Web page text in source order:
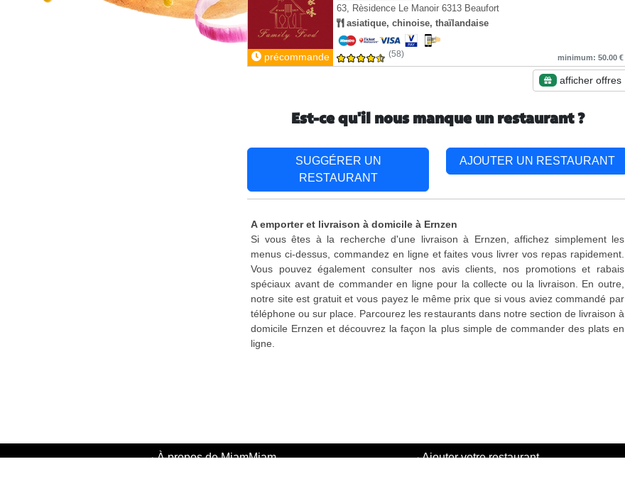
63, Rèsidence Le Manoir 6313 Beaufort
asiatique, chinoise, thaïlandaise
précommande (58) minimum: 50.00 €
afficher offres
Est-ce qu'il nous manque un restaurant ?
SUGGÉRER UN
RESTAURANT
AJOUTER UN RESTAURANT
A emporter et livraison à domicile à Ernzen
Si vous êtes à la recherche d'une livraison à Ernzen, affichez simplement les
menus ci-dessus, commandez en ligne et faites vous livrer vos repas rapidement.
Vous pouvez également consulter nos avis clients, nos promotions et rabais
spéciaux avant de commander en ligne pour la collecte ou la livraison. En outre,
notre site est gratuit et vous payez le même prix que si vous aviez commandé par
téléphone ou sur place. Parcourez les restaurants dans notre section de livraison à
domicile Ernzen et découvrez la façon la plus simple de commander des plats en
ligne.
·À propos de MiamMiam
·Ajouter votre restaurant